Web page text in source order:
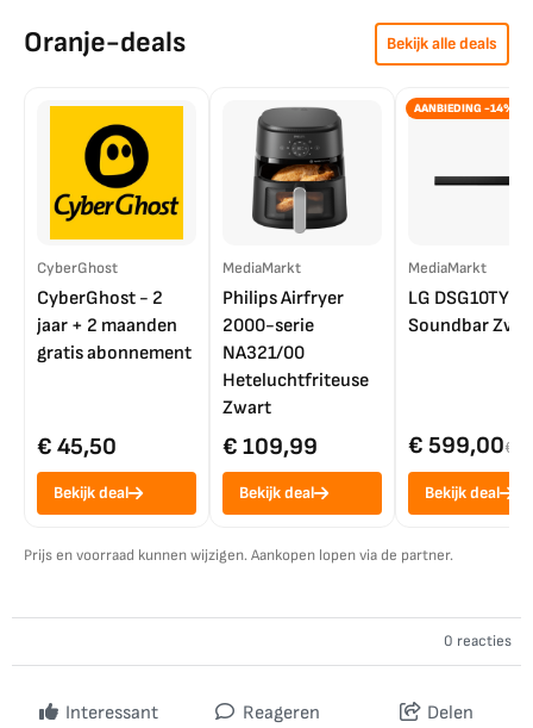
Oranje-deals Bekijk alle deals
CyberGhost
CyberGhost - 2
jaar + 2 maanden
gratis abonnement
€ 45,50
Bekijk deal
MediaMarkt
Philips Airfryer
2000-serie
NA321/00
Heteluchtfriteuse
Zwart
€ 109,99
Bekijk deal
AANBIEDING -14%
MediaMarkt
LG DSG10TY
Soundbar
€ 599,00€
Bekijk deal
Prijs en voorraad kunnen wijzigen. Aankopen lopen via de partner.
0 reacties
Interessant Reageren Delen